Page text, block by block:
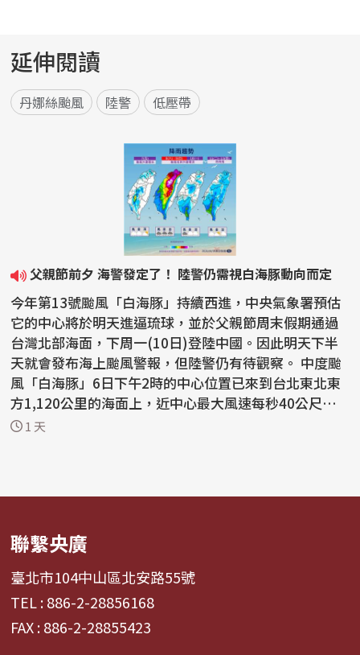
延伸閱讀
丹娜絲颱風 陸警 低壓帶
父親節前夕 海警發定了！ 陸警仍需視白海豚動向而定
今年第13號颱風「白海豚」持續西進，中央氣象署預估
它的中心將於明天進逼琉球，並於父親節周末假期通過
台灣北部海面，下周一(10日)登陸中國。因此明天下半
天就會發布海上颱風警報，但陸警仍有待觀察。 中度颱
風「白海豚」6日下午2時的中心位置已來到台北東北東
方1,120公里的海面上，近中心最大風速每秒40公尺，7
級風...
1 天
聯繫央廣
臺北市104中山區北安路55號
TEL : 886-2-28856168
FAX : 886-2-28855423